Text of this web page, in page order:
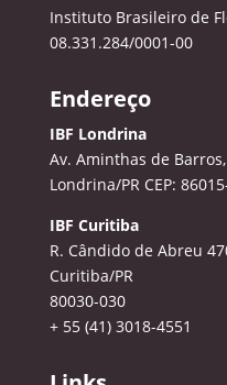
Instituto Brasileiro de
08.331.284/0001-00
Endereço
IBF Londrina
Av. Aminthas de
Londrina/PR CEP:
IBF Curitiba
R. Cândido de Abreu
Curitiba/PR
80030-030
+ 55 (41) 3018-4551